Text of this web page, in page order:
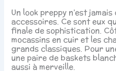
Un look preppy n’est
accessoires. Ce sont eux
finale de sophistication.
mocassins en cuir et les
grands classiques. Pour
une paire de baskets
aussi à merveille.